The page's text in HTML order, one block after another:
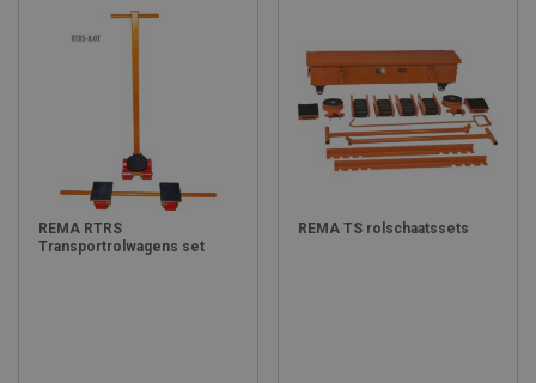
REMA RTRS
Transportrolwagens set
REMA TS rolschaatssets